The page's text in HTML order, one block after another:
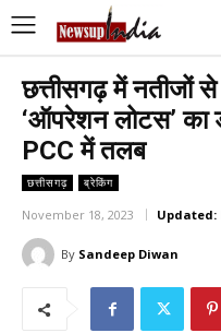
छत्तीसगढ़ में नतीजों
‘ऑपरेशन लोटस’ का
PCC में तलब
छत्तीसगढ़ ब्रेकिंग
November 18, 2023 Updated:
By Sandeep Diwan